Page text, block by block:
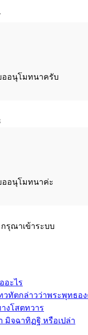
อนุโมทนาครับ
อนุโมทนาค่ะ
รุณาเข้าระบบ
อะไร
วทัตกล่าวว่าพระพุทธอ
งโสตทวาร
มิจฉาทิฏฐิ หรือเปล่า